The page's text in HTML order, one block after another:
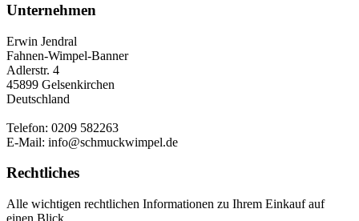
Unternehmen
Erwin Jendral
Fahnen-Wimpel-Banner
Adlerstr. 4
45899 Gelsenkirchen
Deutschland
Telefon: 0209 582263
E-Mail: info@schmuckwimpel.de
Rechtliches
Alle wichtigen rechtlichen Informationen zu Ihrem Einkauf auf